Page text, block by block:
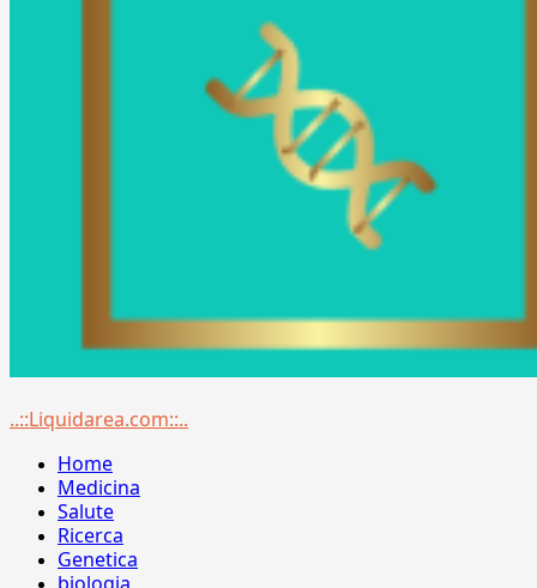
Menu
..::Liquidarea.com::..
Home
Medicina
Salute
Ricerca
Genetica